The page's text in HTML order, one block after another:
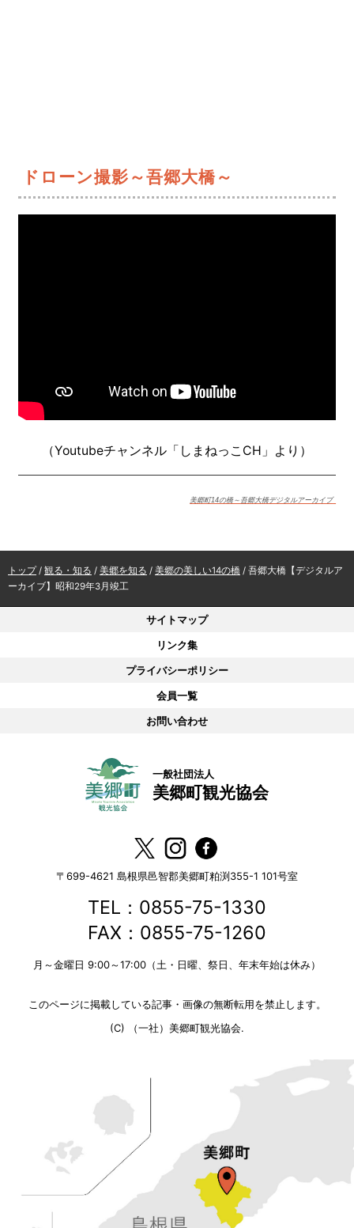
ドローン撮影～吾郷大橋～
（Youtubeチャンネル「しまねっこCH」より）
美郷町14の橋～吾郷大橋デジタルアーカイブ
現
在
トップ/ 観る・知る / 美郷を知る / 美郷の美しい14の橋 / 吾郷大橋【デジタルア
ーカイブ】昭和29年3月竣工
サイトマップ
リンク集
プライバシーポリシー
会員一覧
お問い合わせ
一般社団法人
美郷町観光協会
〒699-4621 島根県邑智郡美郷町粕渕355-1 101号室
TEL：0855-75-1330
FAX：0855-75-1260
月～金曜日 9:00～17:00（土・日曜、祭日、年末年始は休み）
このページに掲載している記事・画像の無断転用を禁止します。
(C) （一社）美郷町観光協会.